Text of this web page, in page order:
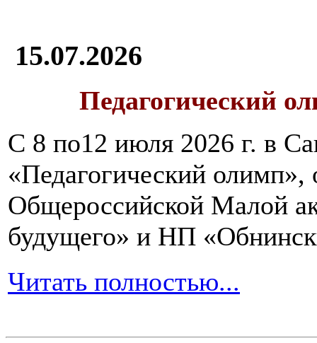
15.07.2026
Педагогический
С 8 по12 июля 2026 г. в
«Педагогический олимп»,
Общероссийской Малой
будущего» и НП
Читать полностью...